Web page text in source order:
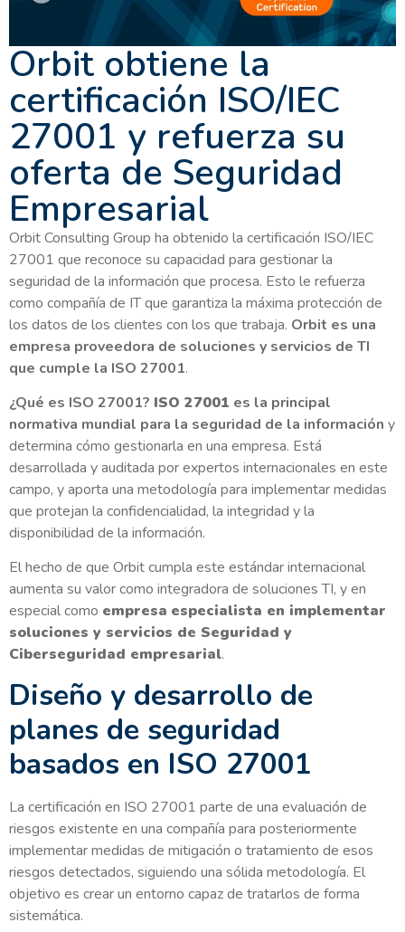
Orbit obtiene la
certificación ISO/IEC
27001 y refuerza su
oferta de Seguridad
Empresarial
Orbit Consulting Group ha obtenido la certificación ISO/IEC
27001 que reconoce su capacidad para gestionar la
seguridad de la información que procesa. Esto le refuerza
como compañía de IT que garantiza la máxima protección de
los datos de los clientes con los que trabaja. Orbit es una
empresa proveedora de soluciones y servicios de TI
que cumple la ISO 27001.
¿Qué es ISO 27001? ISO 27001 es la principal
normativa mundial para la seguridad de la información y
determina cómo gestionarla en una empresa. Está
desarrollada y auditada por expertos internacionales en este
campo, y aporta una metodología para implementar medidas
que protejan la confidencialidad, la integridad y la
disponibilidad de la información.
El hecho de que Orbit cumpla este estándar internacional
aumenta su valor como integradora de soluciones TI, y en
especial como empresa especialista en implementar
soluciones y servicios de Seguridad y
Ciberseguridad empresarial.
Diseño y desarrollo de
planes de seguridad
basados en ISO 27001
La certificación en ISO 27001 parte de una evaluación de
riesgos existente en una compañía para posteriormente
implementar medidas de mitigación o tratamiento de esos
riesgos detectados, siguiendo una sólida metodología. El
objetivo es crear un entorno capaz de tratarlos de forma
sistemática.